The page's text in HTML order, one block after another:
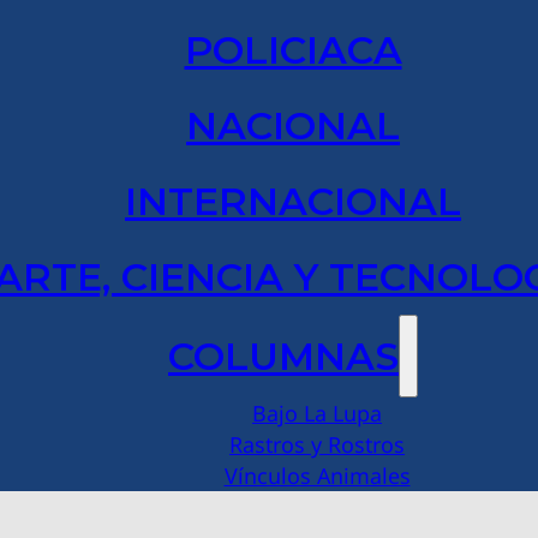
POLICIACA
NACIONAL
INTERNACIONAL
CIENCIA Y
COLUMNAS
Bajo La Lupa
Rastros y Rostros
Vínculos Animales